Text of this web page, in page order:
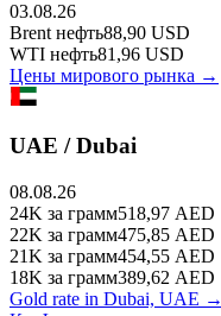
03.08.26
Brent нефть88,90 USD
WTI нефть81,96 USD
Цены мирового рынка →
UAE / Dubai
08.08.26
24K за грамм518,97 AED
22K за грамм475,85 AED
21K за грамм454,55 AED
18K за грамм389,62 AED
Gold rate in Dubai, UAE →